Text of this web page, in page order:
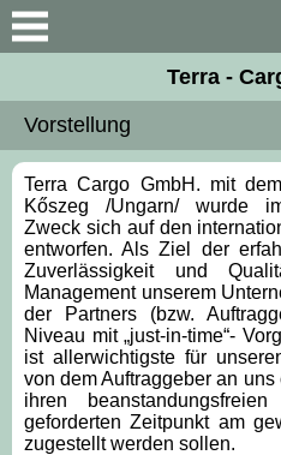
Vorstellung
Unsere Kollegen
Firma Daten
Unterlagen
Kontakt
Terra -
Vorstellung
Terra Cargo GmbH. mit
Kőszeg /Ungarn/ wurde
Zweck sich auf den
entworfen. Als Ziel der
Zuverlässigkeit und
Management unserem
der Partners (bzw.
Niveau mit „just-in-time“-
ist allerwichtigste für
von dem Auftraggeber an
ihren
geforderten Zeitpunkt am
zugestellt werden sollen.